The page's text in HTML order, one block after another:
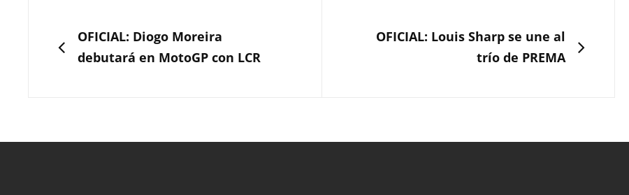
entradas
ANTERIOR
OFICIAL: Diogo Moreira
debutará en MotoGP con LCR
SIGUIENTE
OFICIAL: Louis Sharp se une al
trío de PREMA